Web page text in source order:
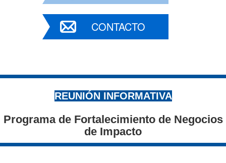
CONTACTO
REUNIÓN INFORMATIVA
Programa de Fortalecimiento de Negocios
de Impacto